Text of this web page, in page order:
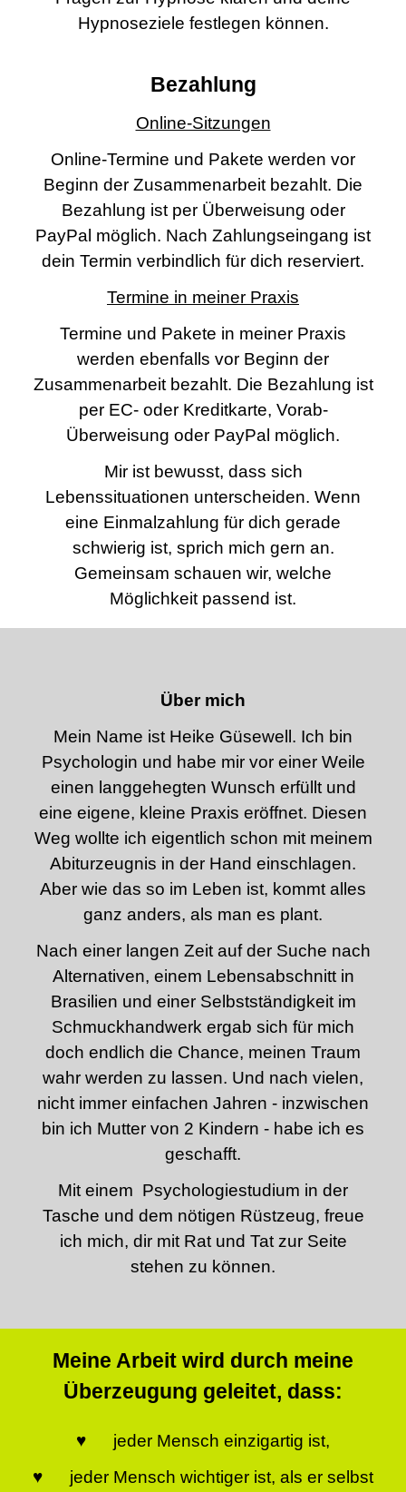
Hypnoseziele festlegen können.
Bezahlung
Online-Sitzungen
Online-Termine und Pakete werden vor
Beginn der Zusammenarbeit bezahlt. Die
Bezahlung ist per Überweisung oder
PayPal möglich. Nach Zahlungseingang ist
dein Termin verbindlich für dich reserviert.
Termine in meiner Praxis
Termine und Pakete in meiner Praxis
werden ebenfalls vor Beginn der
Zusammenarbeit bezahlt. Die Bezahlung ist
per EC- oder Kreditkarte, Vorab-
Überweisung oder PayPal möglich.
Mir ist bewusst, dass sich
Lebenssituationen unterscheiden. Wenn
eine Einmalzahlung für dich gerade
schwierig ist, sprich mich gern an.
Gemeinsam schauen wir, welche
Möglichkeit passend ist.
Über mich
Mein Name ist Heike Güsewell. Ich bin
Psychologin und habe mir vor einer Weile
einen langgehegten Wunsch erfüllt und
eine eigene, kleine Praxis eröffnet. Diesen
Weg wollte ich eigentlich schon mit meinem
Abiturzeugnis in der Hand einschlagen.
Aber wie das so im Leben ist, kommt alles
ganz anders, als man es plant.
Nach einer langen Zeit auf der Suche nach
Alternativen, einem Lebensabschnitt in
Brasilien und einer Selbstständigkeit im
Schmuckhandwerk ergab sich für mich
doch endlich die Chance, meinen Traum
wahr werden zu lassen. Und nach vielen,
nicht immer einfachen Jahren - inzwischen
bin ich Mutter von 2 Kindern - habe ich es
geschafft.
Mit einem Psychologiestudium in der
Tasche und dem nötigen Rüstzeug, freue
ich mich, dir mit Rat und Tat zur Seite
stehen zu können.
Meine Arbeit wird durch meine
Überzeugung geleitet, dass:
♥ jeder Mensch einzigartig ist,
♥ jeder Mensch wichtiger ist, als er selbst